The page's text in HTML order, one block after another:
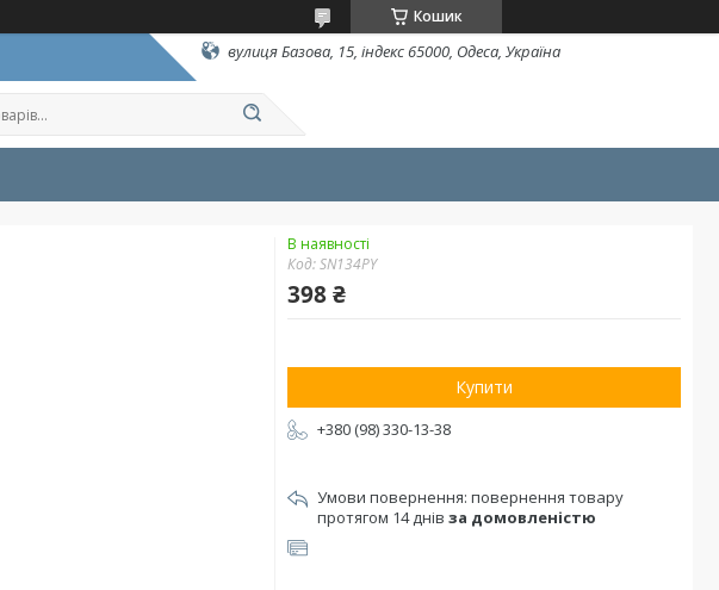
Кошик
вулиця Базова, 15, індекс 65000, Одеса, Україна
В наявності
Код:SN134РY
398 ₴
Купити
+380 (98) 330-13-38
повернення товару
протягом 14 днів за домовленістю